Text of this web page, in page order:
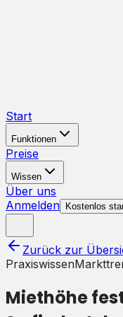
Start
Funktionen
Preise
Wissen
Über uns
Anmelden
Kostenlos
Zurück zur
Praxiswissen
Miethöhe